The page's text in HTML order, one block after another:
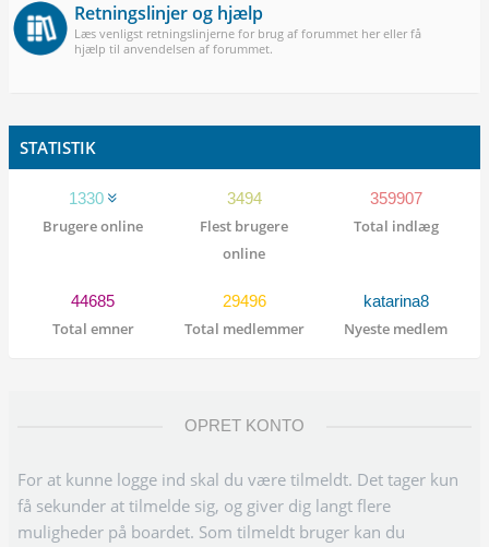
Retningslinjer og hjælp
Læs venligst retningslinjerne for brug af forummet her eller få
hjælp til anvendelsen af forummet.
STATISTIK
1330
Brugere online
3494
Flest brugere
online
359907
Total indlæg
44685
Total emner
29496
Total medlemmer
katarina8
Nyeste medlem
OPRET KONTO
For at kunne logge ind skal du være tilmeldt. Det tager kun
få sekunder at tilmelde sig, og giver dig langt flere
muligheder på boardet. Som tilmeldt bruger kan du